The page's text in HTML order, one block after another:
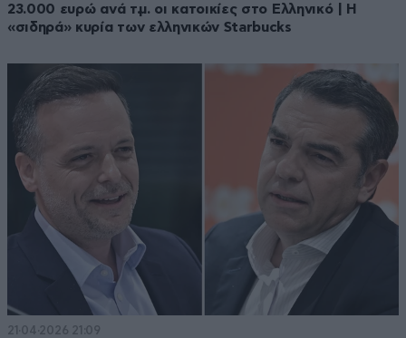
23.000 ευρώ ανά τ.μ. οι κατοικίες στο Ελληνικό | Η
«σιδηρά» κυρία των ελληνικών Starbucks
21·04·2026 21:09